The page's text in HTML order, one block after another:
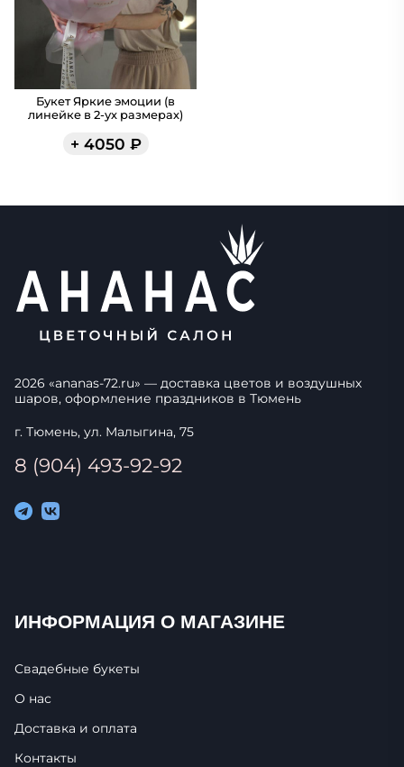
Букет Яркие эмоции (в
линейке в 2-ух размерах)
+ 4050 ₽
2026 «ananas-72.ru» — доставка цветов и воздушных
шаров, оформление праздников в Тюмень
г. Тюмень, ул. Малыгина, 75
8 (904) 493-92-92
ИНФОРМАЦИЯ О МАГАЗИНЕ
Свадебные букеты
О нас
Доставка и оплата
Контакты